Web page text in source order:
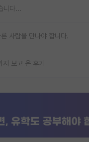
다...
사람을 만나야 합니다.
보고 온 후기